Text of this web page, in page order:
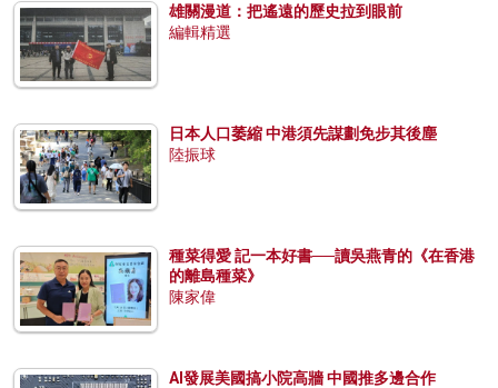
雄關漫道：把遙遠的歷史拉到眼前
編輯精選
日本人口萎縮 中港須先謀劃免步其後塵
陸振球
種菜得愛 記一本好書──讀吳燕青的《在香港
的離島種菜》
陳家偉
AI發展美國搞小院高牆 中國推多邊合作